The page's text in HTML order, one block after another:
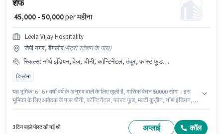
शेफ
₹ 45,000 - 50,000per महीना
Leela Vijay Hospitality
जेपी नगर, बैंगलोर(मेट्रो स्टेशन के पास)
स्किल्स: नॉर्थ इंडियन, वेज, चीनी, कॉन्टिनेंटल, तंदूर, फास्ट फूड, थाई, मेक्सिकन, मल्टी कुज़ीन
डिप्लोमा
यह भूमिका 6 - 6+ वर्षो वर्ष के अनुभव वाले के लिए खुली है, मासिक वेतन ₹50000 रहेगा। इस
भूमिका के लिए आवेदक के पास चीनी, कॉन्टिनेंटल, फास्ट फूड, मल्टी कुज़ीन, नॉर्थ इंडियन,
नौकरी जेपी नगर, बैंगलोर में स्थित है। इस भूमिका के साथ अतिरिक्त लाभ जैसे मील, मेडिकल
3 दिन पहले पोस्ट की गई थी अप्लाई कॉल